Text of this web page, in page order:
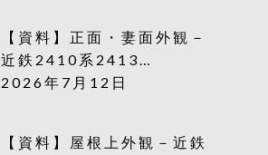
【資料】正面・妻面外観－
近鉄2410系2413…
2026年7月12日
【資料】屋根上外観－近鉄